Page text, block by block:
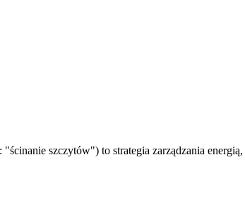
szczytów") to strategia zarządzania